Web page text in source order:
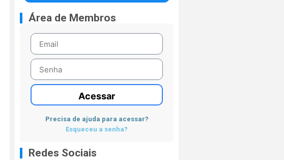
Área de Membros
Acessar
Precisa de ajuda para acessar?
Esqueceu a senha?
Redes Sociais